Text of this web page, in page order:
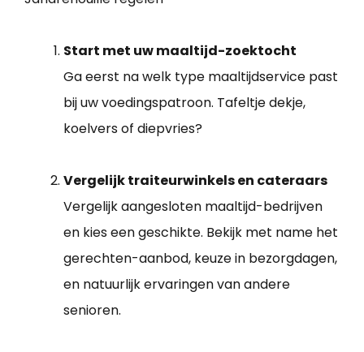
Start met uw maaltijd-zoektocht
Ga eerst na welk type maaltijdservice past
bij uw voedingspatroon. Tafeltje dekje,
koelvers of diepvries?
Vergelijk traiteurwinkels en cateraars
Vergelijk aangesloten maaltijd-bedrijven
en kies een geschikte. Bekijk met name het
gerechten-aanbod, keuze in bezorgdagen,
en natuurlijk ervaringen van andere
senioren.